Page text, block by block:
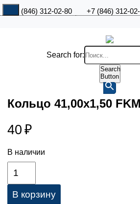
+7 (846) 312-02-80 +7 (846) 312-
Search for:
Search
Button
Кольцо 41,00х1,50
40 ₽
В наличии
В корзину